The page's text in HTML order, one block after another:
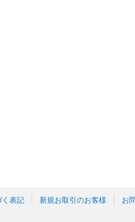
く表記 新規お取引のお客様 お